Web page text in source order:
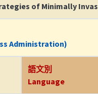
of Minimally
Administration)
語文別
Language